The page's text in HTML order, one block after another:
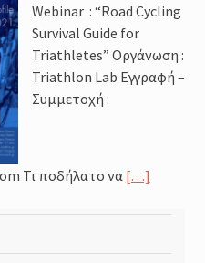
Webinar : “Road Cycling
Survival Guide for
Triathletes” Οργάνωση :
Triathlon Lab Εγγραφή –
Συμμετοχή :
Τι ποδήλατο να […]